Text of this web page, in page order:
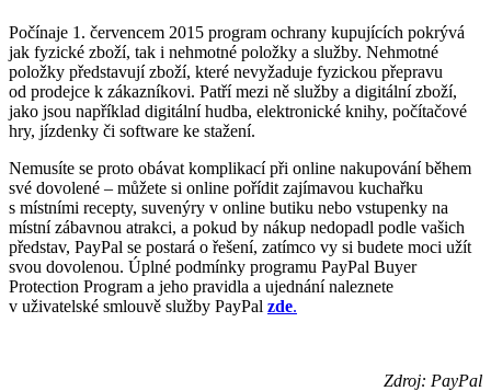
Počínaje 1. červencem 2015 program ochrany kupujících pokrývá
jak fyzické zboží, tak i nehmotné položky a služby. Nehmotné
položky představují zboží, které nevyžaduje fyzickou přepravu
od prodejce k zákazníkovi. Patří mezi ně služby a digitální zboží,
jako jsou například digitální hudba, elektronické knihy, počítačové
hry, jízdenky či software ke stažení.
Nemusíte se proto obávat komplikací při online nakupování během
své dovolené – můžete si online pořídit zajímavou kuchařku
s místními recepty, suvenýry v online butiku nebo vstupenky na
místní zábavnou atrakci, a pokud by nákup nedopadl podle vašich
představ, PayPal se postará o řešení, zatímco vy si budete moci užít
svou dovolenou. Úplné podmínky programu PayPal Buyer
Protection Program a jeho pravidla a ujednání naleznete
v uživatelské smlouvě služby PayPal zde.
Zdroj: PayPal